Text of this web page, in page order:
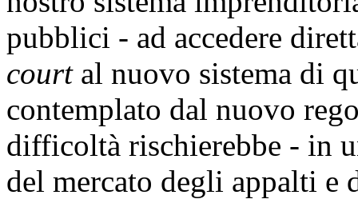
pubblici - ad accedere
courtal nuovo sistema di
contemplato dal nuovo
difficoltà rischierebbe - in
del mercato degli appalti e